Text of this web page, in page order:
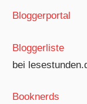
Bloggerportal
Bloggerliste
bei
Booknerds